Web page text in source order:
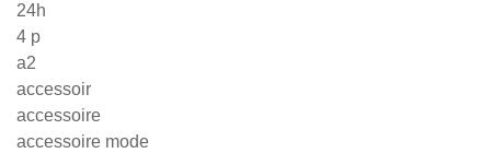
24h
4 p
a2
accessoir
accessoire
accessoire mode